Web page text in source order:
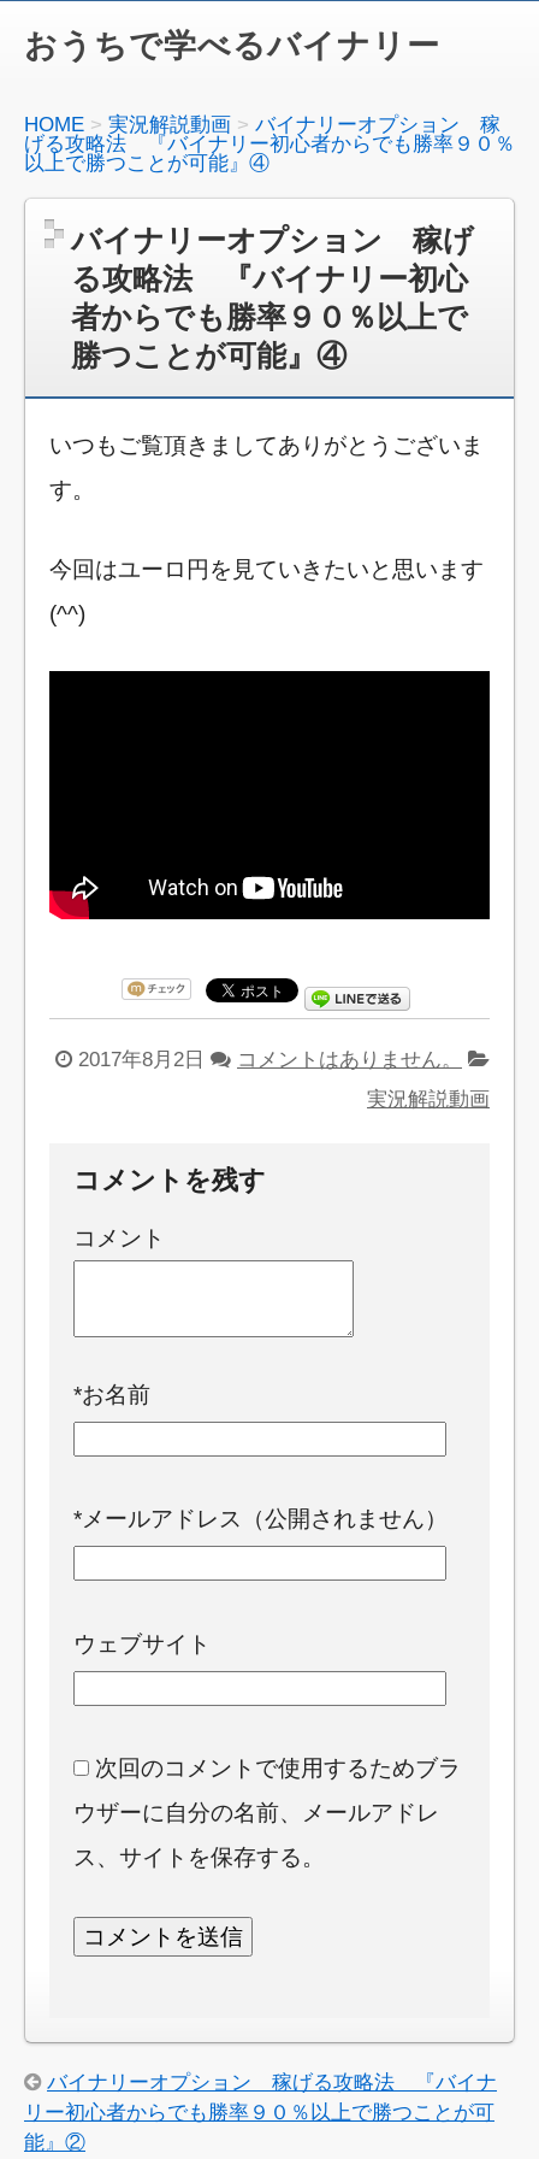
おうちで学べるバイナリー
HOME 実況解説動画
バイナリーオプション 稼
げる攻略法 『バイナリー初心者からでも勝率９０％
以上で勝つことが可能』④
バイナリーオプション 稼げ
る攻略法 『バイナリー初心
者からでも勝率９０％以上で
勝つことが可能』④
いつもご覧頂きましてありがとうございま
す。
今回はユーロ円を見ていきたいと思います
(^^)
2017年8月2日
コメントはありません。
実況解説動画
コメントを残す
コメント
*お名前
*メールアドレス（公開されません）
ウェブサイト
次回のコメントで使用するためブラ
ウザーに自分の名前、メールアドレ
ス、サイトを保存する。
バイナリーオプション 稼げる攻略法 『バイナ
リー初心者からでも勝率９０％以上で勝つことが可
能』②